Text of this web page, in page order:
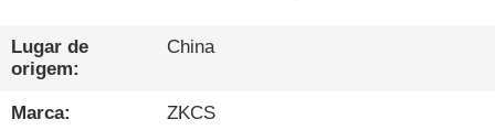
SOBRE
NÓS
Lugar de
origem:
China
Marca: ZKCS